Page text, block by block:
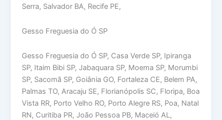
Serra, Salvador BA, Recife PE,
Gesso Freguesia do Ó SP
Gesso Freguesia do Ó SP, Casa Verde SP, Ipiranga
SP, Itaim Bibi SP, Jabaquara SP, Moema SP, Morumbi
SP, Sacomã SP, Goiânia GO, Fortaleza CE, Belem PA,
Palmas TO, Aracaju SE, Florianópolis SC, Floripa, Boa
Vista RR, Porto Velho RO, Porto Alegre RS, Poa, Natal
RN, Curitiba PR, João Pessoa PB, Maceió AL,